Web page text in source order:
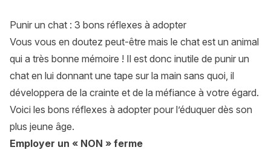
Punir un chat : 3 bons réflexes à adopter
Vous vous en doutez peut-être mais le chat est un animal
qui a très bonne mémoire ! Il est donc inutile de punir un
chat en lui donnant une tape sur la main sans quoi, il
développera de la crainte et de la méfiance à votre égard.
Voici les bons réflexes à adopter pour l’éduquer dès son
plus jeune âge.
Employer un « NON » ferme